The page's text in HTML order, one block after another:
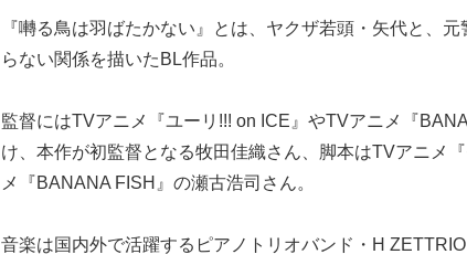
『囀る鳥は羽ばたかない』とは、ヤクザ若頭・矢代と、
らない関係を描いたBL作品。
監督にはTVアニメ『ユーリ!!! on ICE』やTVアニメ『
け、本作が初監督となる牧田佳織さん、脚本はTVアニメ
メ『BANANA FISH』の瀬古浩司さん。
音楽は国内外で活躍するピアノトリオバンド・H